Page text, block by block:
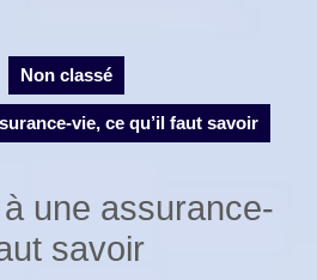
Non classé
vie, ce qu’il faut savoir
une assurance-
savoir